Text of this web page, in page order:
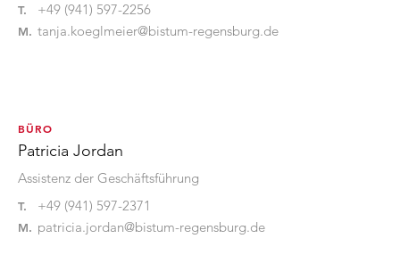
T. +49 (941) 597-2256
M. tanja.koeglmeier@bistum-regensburg.de
BÜRO
Patricia Jordan
Assistenz der Geschäftsführung
T. +49 (941) 597-2371
M. patricia.jordan@bistum-regensburg.de